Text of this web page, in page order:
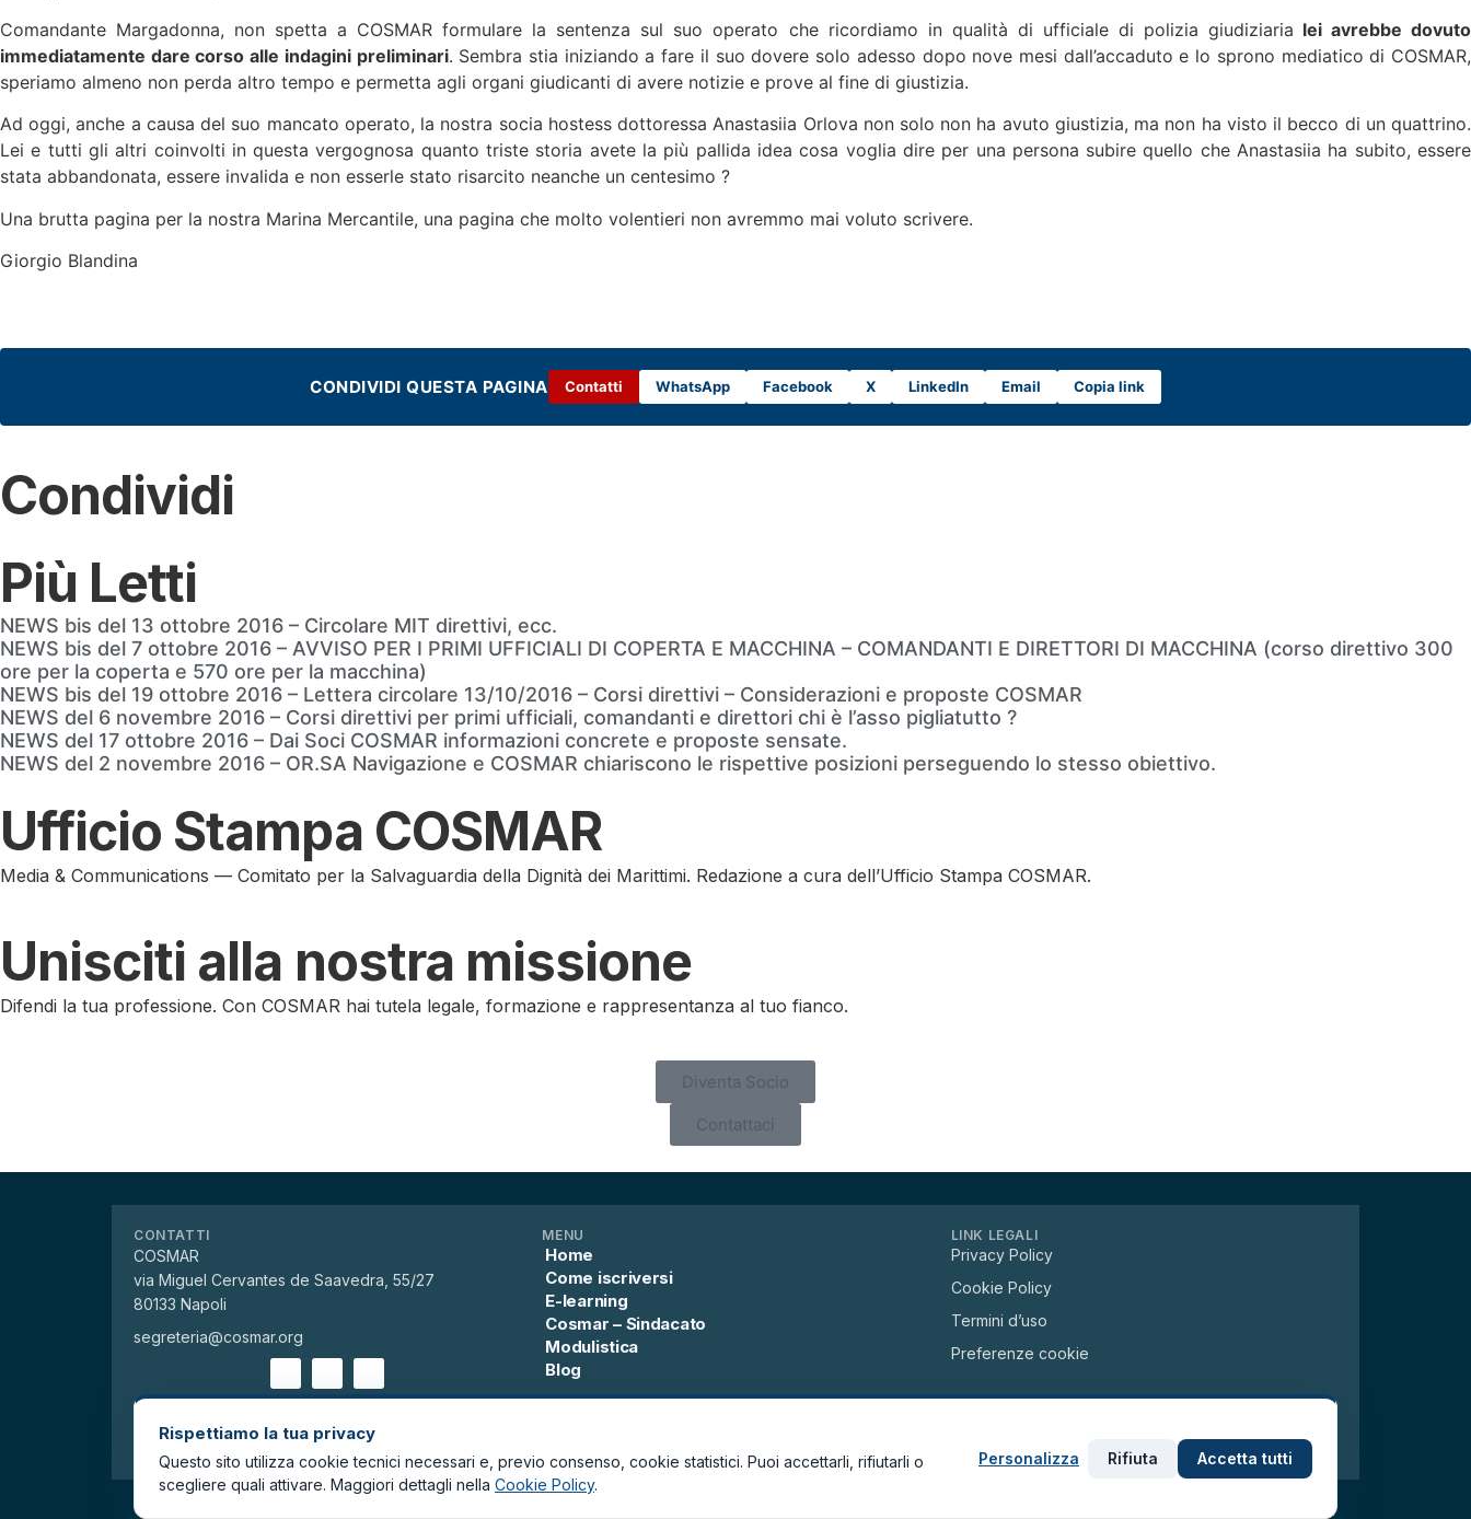
Comandante Margadonna, non spetta a COSMAR formulare la sentenza sul suo operato che ricordiamo in qualità di ufficiale di polizia giudiziaria lei avrebbe dovuto
immediatamente dare corso alle indagini preliminari. Sembra stia iniziando a fare il suo dovere solo adesso dopo nove mesi dall’accaduto e lo sprono mediatico di COSMAR,
speriamo almeno non perda altro tempo e permetta agli organi giudicanti di avere notizie e prove al fine di giustizia.
Ad oggi, anche a causa del suo mancato operato, la nostra socia hostess dottoressa Anastasiia Orlova non solo non ha avuto giustizia, ma non ha visto il becco di un quattrino.
Lei e tutti gli altri coinvolti in questa vergognosa quanto triste storia avete la più pallida idea cosa voglia dire per una persona subire quello che Anastasiia ha subito, essere
stata abbandonata, essere invalida e non esserle stato risarcito neanche un centesimo ?
Una brutta pagina per la nostra Marina Mercantile, una pagina che molto volentieri non avremmo mai voluto scrivere.
Giorgio Blandina
CONDIVIDI QUESTA PAGINA Contatti WhatsApp Facebook X LinkedIn Email Copia link
Condividi
Più Letti
NEWS bis del 13 ottobre 2016 – Circolare MIT direttivi, ecc.
NEWS bis del 7 ottobre 2016 – AVVISO PER I PRIMI UFFICIALI DI COPERTA E MACCHINA – COMANDANTI E DIRETTORI DI MACCHINA (corso direttivo 300
ore per la coperta e 570 ore per la macchina)
NEWS bis del 19 ottobre 2016 – Lettera circolare 13/10/2016 – Corsi direttivi – Considerazioni e proposte COSMAR
NEWS del 6 novembre 2016 – Corsi direttivi per primi ufficiali, comandanti e direttori chi è l’asso pigliatutto ?
NEWS del 17 ottobre 2016 – Dai Soci COSMAR informazioni concrete e proposte sensate.
NEWS del 2 novembre 2016 – OR.SA Navigazione e COSMAR chiariscono le rispettive posizioni perseguendo lo stesso obiettivo.
Ufficio Stampa COSMAR
Media & Communications — Comitato per la Salvaguardia della Dignità dei Marittimi. Redazione a cura dell’Ufficio Stampa COSMAR.
Unisciti alla nostra missione
Difendi la tua professione. Con COSMAR hai tutela legale, formazione e rappresentanza al tuo fianco.
Diventa Socio
Contattaci
CONTATTI
COSMAR
via Miguel Cervantes de Saavedra, 55/27
80133 Napoli
segreteria@cosmar.org
Posta
Accedi
MENU
Home
Come iscriversi
E-learning
Cosmar – Sindacato
Modulistica
Blog
LINK LEGALI
Privacy Policy
Cookie Policy
Termini d’uso
Preferenze cookie
COSMAR Comitato per la Salvaguardia della Dignità dei Marittimi via Miguel Cervantes de Saavedra, 55/27 80133 Napoli – C.F. 95224240630
Rispettiamo la tua privacy
Questo sito utilizza cookie tecnici necessari e, previo consenso, cookie statistici. Puoi accettarli, rifiutarli o
scegliere quali attivare. Maggiori dettagli nella Cookie Policy.
Personalizza Rifiuta Accetta tutti